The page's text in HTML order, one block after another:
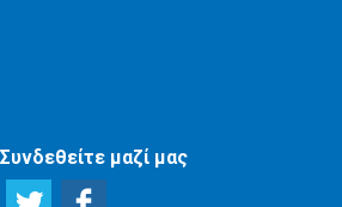
Συνδεθείτε μαζί μας